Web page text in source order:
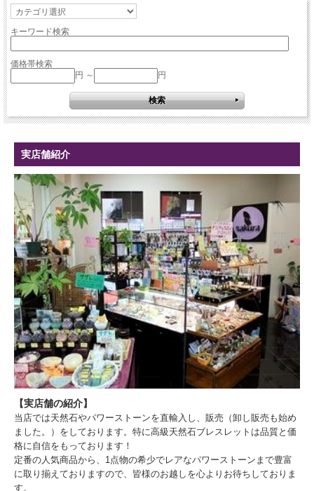
キーワード検索
価格帯検索
円 ～
円
実店舗紹介
【実店舗の紹介】
当店では天然石やパワーストーンを直輸入し、販売（卸し販売も始め
ました。）をしております。特に高級天然石ブレスレットは品質と価
格に自信をもっております！
定番の人気商品から、1点物の希少でレアなパワーストーンまで豊富
に取り揃えておりますので、皆様のお越しを心よりお待ちしておりま
す。